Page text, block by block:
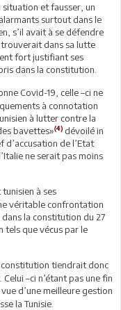
situation et fausser, un
surtout dans le
s’il avait à se défendre
dans sa lutte
fort justifiant ses
dans la constitution.
Covid-19, celle –ci ne
à connotation
à lutter contre la
bavettes»(4) dévoilé in
d’accusation de l’Etat
ne serait pas moins
à ses
véritable confrontation
la constitution du 27
tels que vécus par le
constitution tiendrait donc
–ci n’étant pas une fin
vue d’une meilleure gestion
la Tunisie.